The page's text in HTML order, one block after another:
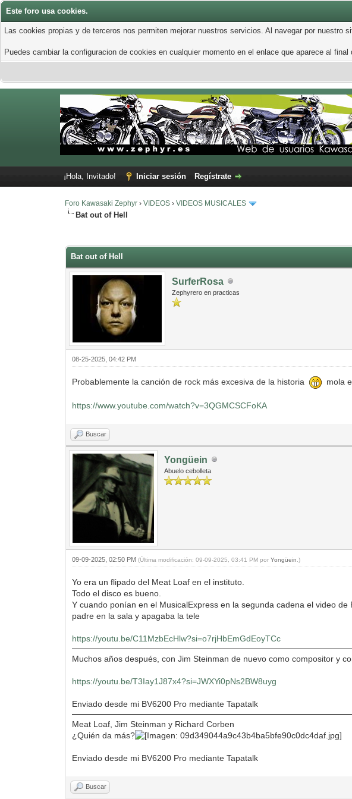
Este foro usa cookies.
Las cookies propias y de terceros nos permiten mejorar nuestros servicios. Al navegar por nuestro
Puedes cambiar la configuracion de cookies en cualquier momento en el enlace que aparece al final
¡Hola, Invitado! Iniciar sesión Regístrate
Foro Kawasaki Zephyr ›VIDEOS ›VIDEOS MUSICALES
Bat out of Hell
Bat out of Hell
SurferRosa
Zephyrero en practicas
08-25-2025, 04:42 PM
Probablemente la canción de rock más excesiva de la historia mola
https://www.youtube.com/watch?v=3QGMCSCFoKA
Buscar
Yongüein
Abuelo cebolleta
09-09-2025, 02:50 PM(Última modificación: 09-09-2025, 03:41 PM porYongüein .)
Yo era un flipado del Meat Loaf en el instituto.
Todo el disco es bueno.
Y cuando ponían en el MusicalExpress en la segunda cadena el video
padre en la sala y apagaba la tele
https://youtu.be/C11MzbEcHlw?si=o7rjHbEmGdEoyTCc
Muchos años después, con Jim Steinman de nuevo como compositor y
https://youtu.be/T3Iay1J87x4?si=JWXYi0pNs2BW8uyg
Enviado desde mi BV6200 Pro mediante Tapatalk
Meat Loaf, Jim Steinman y Richard Corben
¿Quién da más?
Enviado desde mi BV6200 Pro mediante Tapatalk
Buscar